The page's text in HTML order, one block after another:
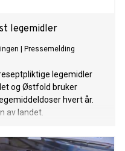
legemidler
Pressemelding
legemidler
og Østfold bruker
hvert år.
av landet.